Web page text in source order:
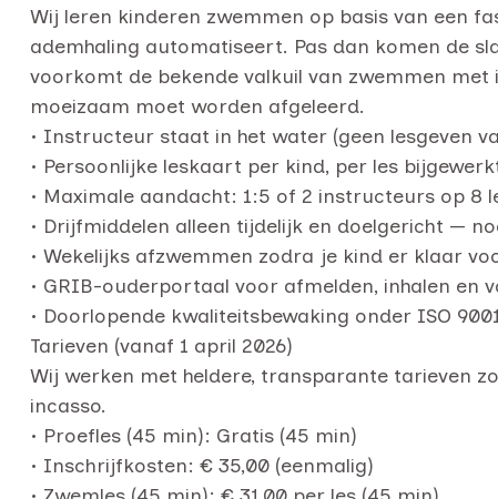
Wij leren kinderen zwemmen op basis van een
ademhaling automatiseert. Pas dan komen de
voorkomt de bekende valkuil van zwemmen
moeizaam moet worden afgeleerd.
• Instructeur staat in het water (geen lesgeven
• Persoonlijke leskaart per kind, per les
• Maximale aandacht: 1:5 of 2 instructeurs op 8
• Drijfmiddelen alleen tijdelijk en doelgericht —
• Wekelijks afzwemmen zodra je kind er klaar
• GRIB-ouderportaal voor afmelden, inhalen en
• Doorlopende kwaliteitsbewaking onder ISO
Tarieven (vanaf 1 april 2026)
Wij werken met heldere, transparante tarieven
incasso.
• Proefles (45 min): Gratis (45 min)
• Inschrijfkosten: € 35,00 (eenmalig)